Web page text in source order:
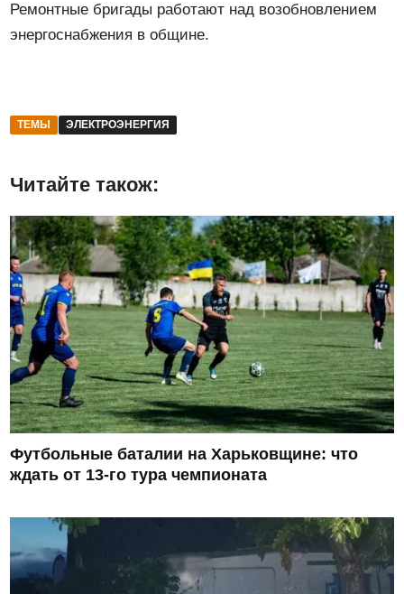
Ремонтные бригады работают над возобновлением
энергоснабжения в общине.
ТЕМЫ ЭЛЕКТРОЭНЕРГИЯ
Читайте також:
Футбольные баталии на Харьковщине: что
ждать от 13-го тура чемпионата